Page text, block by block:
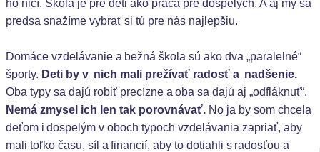
ho ničí. Škola je pre deti ako práca pre dospelých. A aj my sa
predsa snažíme vybrať si tú pre nás najlepšiu.
Domáce vzdelávanie a bežná škola sú ako dva „paralelné“
športy. Deti by v nich mali prežívať radosť a nadšenie.
Oba typy sa dajú robiť precízne a oba sa dajú aj „odfláknuť“.
Nemá zmysel ich len tak porovnávať. No ja by som chcela
deťom i dospelým v oboch typoch vzdelávania zapriať, aby
mali toľko času, síl a financií, aby to dotiahli s radosťou a